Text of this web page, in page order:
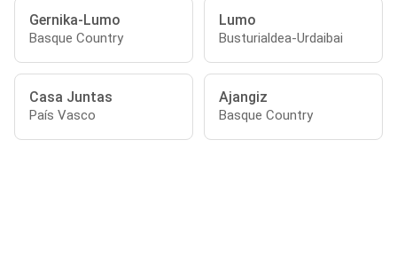
Gernika-Lumo
Basque Country
Lumo
Busturialdea-Urdaibai
Casa Juntas
País Vasco
Ajangiz
Basque Country